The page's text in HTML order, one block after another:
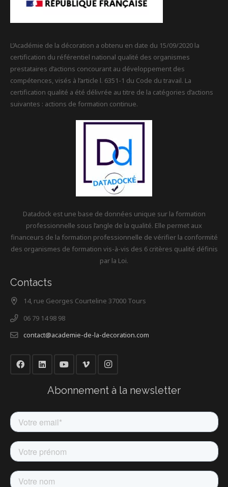
L’Académie de la décoration a obtenu en date du 15/09/2020 la
certification du référentiel national qualité des organismes
prestataires d’actions concourant au développement des
compétences, visés à l’article l. 6351-1 du Code du travail. La
certification qualité a été délivrée au titre de la catégories d’actions
suivantes : actions de formation continue.
Datadock est une base de données unique sur la formation
professionnelle sous l’angle de la qualité. Elle permet aux
financeurs de la formation professionnelle de vérifier la conformité
des organismes de formation vis-à-vis des 6 critères qualité définis
par la Loi.
Contacts
14, rue Georges Courteline 37000 Tours
06 79 14 98 98
contact@academie-de-la-decoration.com
Abonnement à la newsletter